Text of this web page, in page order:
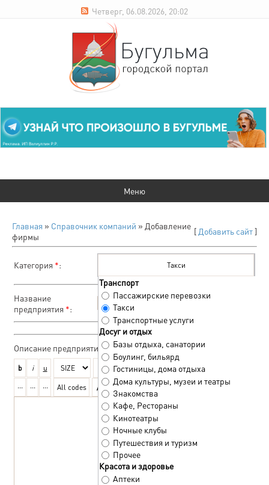
Четверг, 06.08.2026, 20:02
Главная » Справочник компаний » Добавление
фирмы
[ Добавить сайт]
Категория *:
Транспорт
Пассажирские перевозки
Такси
Транспортные услуги
Досуг и отдых
Базы отдыха, санатории
Боулинг, бильярд
Гостиницы, дома отдыха
Дома культуры, музеи и театры
Знакомства
Кафе, Рестораны
Кинотеатры
Ночные клубы
Путешествия и туризм
Прочее
Красота и здоровье
Аптеки
Название
предприятия *:
Описание предприятия*: